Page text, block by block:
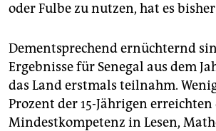
oder Fulbe zu nutzen, hat es
Dementsprechend ernüchternd
Ergebnisse für Senegal aus dem
das Land erstmals teilnahm.
Prozent der 15-Jährigen erreichten
Mindestkompetenz in Lesen,